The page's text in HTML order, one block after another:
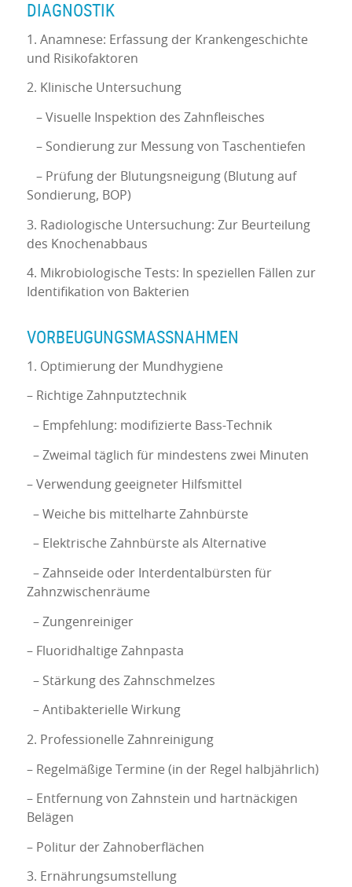
DIAGNOSTIK
1. Anamnese: Erfassung der Krankengeschichte
und Risikofaktoren
2. Klinische Untersuchung
– Visuelle Inspektion des Zahnfleisches
– Sondierung zur Messung von Taschentiefen
– Prüfung der Blutungsneigung (Blutung auf
Sondierung, BOP)
3. Radiologische Untersuchung: Zur Beurteilung
des Knochenabbaus
4. Mikrobiologische Tests: In speziellen Fällen zur
Identifikation von Bakterien
VORBEUGUNGSMASSNAHMEN
1. Optimierung der Mundhygiene
– Richtige Zahnputztechnik
– Empfehlung: modifizierte Bass-Technik
– Zweimal täglich für mindestens zwei Minuten
– Verwendung geeigneter Hilfsmittel
– Weiche bis mittelharte Zahnbürste
– Elektrische Zahnbürste als Alternative
– Zahnseide oder Interdentalbürsten für
Zahnzwischenräume
– Zungenreiniger
– Fluoridhaltige Zahnpasta
– Stärkung des Zahnschmelzes
– Antibakterielle Wirkung
2. Professionelle Zahnreinigung
– Regelmäßige Termine (in der Regel halbjährlich)
– Entfernung von Zahnstein und hartnäckigen
Belägen
– Politur der Zahnoberflächen
3. Ernährungsumstellung